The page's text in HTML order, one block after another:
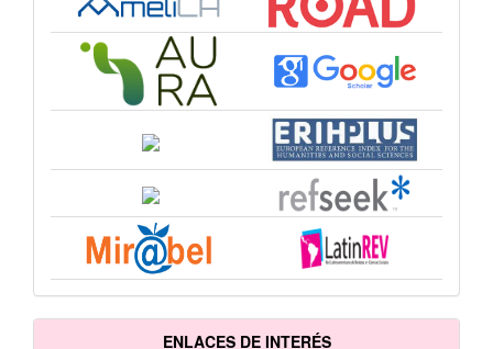
ENLACES DE INTERÉS